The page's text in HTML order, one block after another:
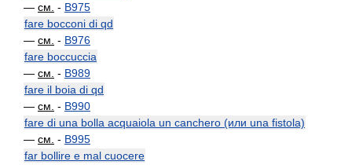
— см. - B975
fare bocconi di qd
— см. - B976
fare boccuccia
— см. - B989
fare il boia di qd
— см. - B990
fare di una bolla acquaiola un canchero (или una fistola)
— см. - B995
far bollire e mal cuocere